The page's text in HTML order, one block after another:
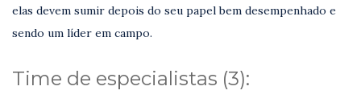
elas devem sumir depois do seu papel bem desempenhado e
sendo um líder em campo.
Time de especialistas (3):